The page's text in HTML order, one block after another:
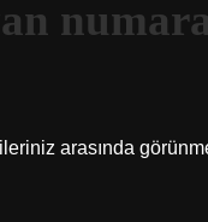
arasında